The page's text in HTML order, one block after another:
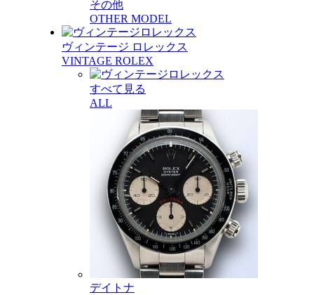
その他
OTHER MODEL
ヴィンテージ ロレックス
VINTAGE ROLEX
すべて見る
ALL
デイトナ